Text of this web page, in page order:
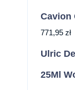
Cavion
771,95 zł
Ulric
25Ml